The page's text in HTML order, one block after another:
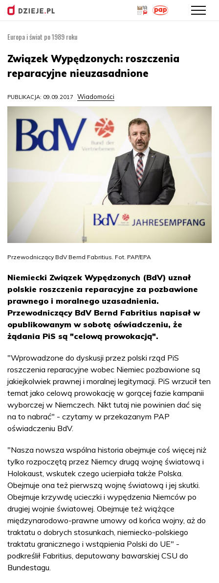
treści
Europa i świat po 1989 roku
Związek Wypędzonych: roszczenia
reparacyjne nieuzasadnione
PUBLIKACJA: 09.09.2017 Wiadomości
Przewodniczący BdV Bernd Fabritius. Fot. PAP/EPA
Niemiecki Związek Wypędzonych (BdV) uznał
polskie roszczenia reparacyjne za pozbawione
prawnego i moralnego uzasadnienia.
Przewodniczący BdV Bernd Fabritius napisał w
opublikowanym w sobotę oświadczeniu, że
żądania PiS są "celową prowokacją".
"Wprowadzone do dyskusji przez polski rząd PiS
roszczenia reparacyjne wobec Niemiec pozbawione są
jakiejkolwiek prawnej i moralnej legitymacji. PiS wrzucił ten
temat jako celową prowokację w gorącej fazie kampanii
wyborczej w Niemczech. Nikt tutaj nie powinien dać się
na to nabrać" - czytamy w przekazanym PAP
oświadczeniu BdV.
"Nasza nowsza wspólna historia obejmuje coś więcej niż
tylko rozpoczętą przez Niemcy drugą wojnę światową i
Holokaust, wskutek czego ucierpiała także Polska.
Obejmuje ona też pierwszą wojnę światową i jej skutki.
Obejmuje krzywdę ucieczki i wypędzenia Niemców po
drugiej wojnie światowej. Obejmuje też wiążące
międzynarodowo-prawne umowy od końca wojny, aż do
traktatu o dobrych stosunkach, niemiecko-polskiego
traktatu granicznego i wstąpienia Polski do UE" -
podkreślił Fabritius, deputowany bawarskiej CSU do
Bundestagu.